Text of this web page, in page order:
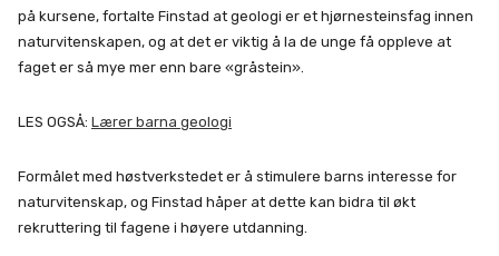
på kursene, fortalte Finstad at geologi er et hjørnesteinsfag innen
naturvitenskapen, og at det er viktig å la de unge få oppleve at
faget er så mye mer enn bare «gråstein».
LES OGSÅ: Lærer barna geologi
Formålet med høstverkstedet er å stimulere barns interesse for
naturvitenskap, og Finstad håper at dette kan bidra til økt
rekruttering til fagene i høyere utdanning.